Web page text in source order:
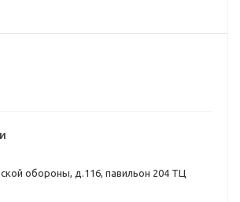
обороны, д.116, павильон 204 ТЦ